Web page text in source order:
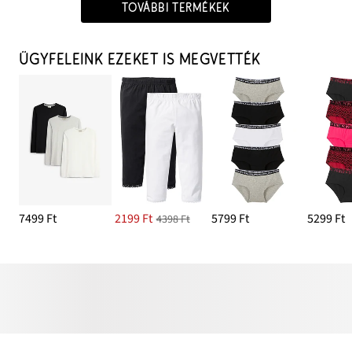
TOVÁBBI TERMÉKEK
ÜGYFELEINK EZEKET IS MEGVETTÉK
7499 Ft 2199 Ft 4398 Ft 5799 Ft 5299 Ft